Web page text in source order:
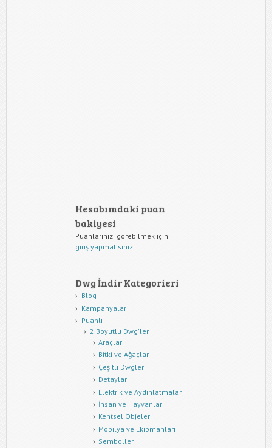
Hesabımdaki puan
bakiyesi
Puanlarınızı görebilmek için
giriş yapmalısınız.
Dwg İndir Kategorieri
Blog
Kampanyalar
Puanlı
2 Boyutlu Dwg'ler
Araçlar
Bitki ve Ağaçlar
Çeşitli Dwgler
Detaylar
Elektrik ve Aydınlatmalar
İnsan ve Hayvanlar
Kentsel Objeler
Mobilya ve Ekipmanları
Semboller